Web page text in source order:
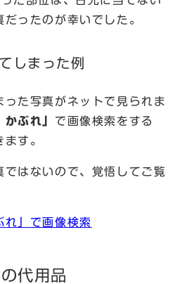
ったのが幸いでした。
しまった例
った写真がネットで見られま
ぶれ」 で画像検索をする
す。
ではないので、覚悟してご覧
」で画像検索
代用品